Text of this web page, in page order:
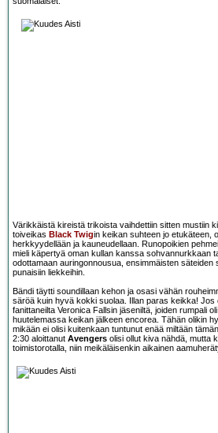
Värikkäistä kireistä trikoista vaihdettiin sitten mustiin
toiveikas Black Twigin keikan suhteen jo etukäteen,
herkkyydellään ja kauneudellaan. Runopoikien
mieli käpertyä oman kullan kanssa sohvannurkkaan
odottamaan auringonnousua, ensimmäisten
punaisiin liekkeihin.
Bändi täytti soundillaan kehon ja osasi vähän
säröä kuin hyvä kokki suolaa. Illan paras keikka!
fanittaneilta Veronica Fallsin jäseniltä, joiden rumpali
huutelemassa keikan jälkeen encorea. Tähän olikin
mikään ei olisi kuitenkaan tuntunut enää miltään
2:30 aloittanut Avengers olisi ollut kiva nähdä, mutta
toimistorotalla, niin meikäläisenkin aikainen